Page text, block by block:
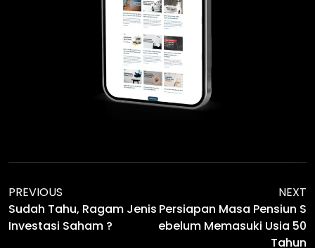
PREVIOUS
Sudah Tahu, Ragam Jenis
Investasi Saham ?
NEXT
Persiapan Masa Pensiun S
Ebelum Memasuki Usia 50
Tahun